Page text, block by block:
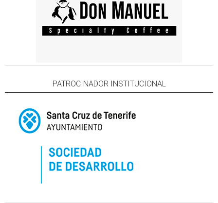
PATROCINADOR INSTITUCIONAL